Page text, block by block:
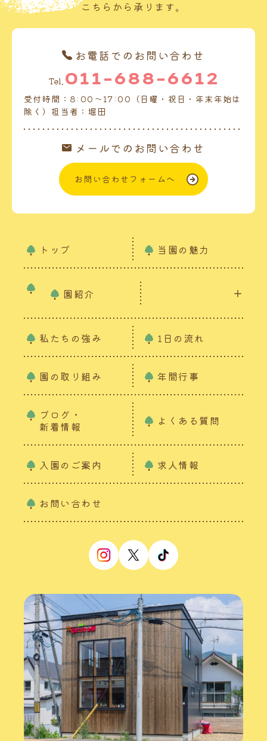
こちらから承ります。
お電話でのお問い合わせ
Tel. 011-688-6612
受付時間：8:00～17:00（日曜・祝日・年末年始は
除く）担当者：堀田
メールでのお問い合わせ
お問い合わせフォームへ
トップ 当園の魅力
園紹介
私たちの強み 1日の流れ
園の取り組み 年間行事
ブログ・
新着情報
よくある質問
入園のご案内 求人情報
お問い合わせ